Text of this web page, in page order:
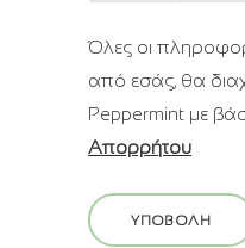
Όλες οι
από εσάς, θα
Peppermint με
Απορρήτου